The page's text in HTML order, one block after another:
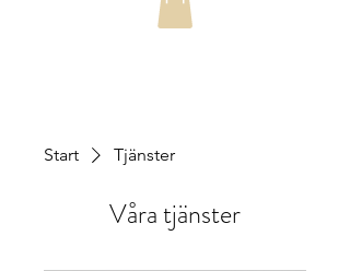
Start Tjänster
Våra tjänster